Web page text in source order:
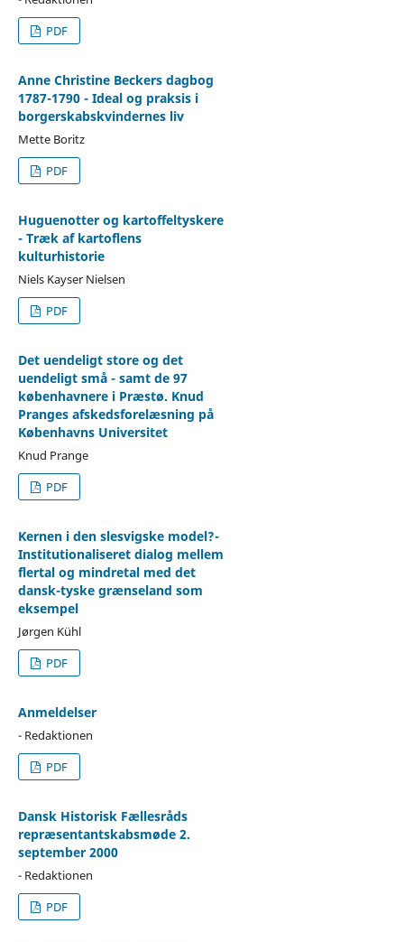
PDF
Anne Christine Beckers dagbog
1787-1790 - Ideal og praksis i
borgerskabskvindernes liv
Mette Boritz
PDF
Huguenotter og kartoffeltyskere
- Træk af kartoflens
kulturhistorie
Niels Kayser Nielsen
PDF
Det uendeligt store og det
uendeligt små - samt de 97
københavnere i Præstø. Knud
Pranges afskedsforelæsning på
Københavns Universitet
Knud Prange
PDF
Kernen i den slesvigske model?-
Institutionaliseret dialog mellem
flertal og mindretal med det
dansk-tyske grænseland som
eksempel
Jørgen Kühl
PDF
Anmeldelser
- Redaktionen
PDF
Dansk Historisk Fællesråds
repræsentantskabsmøde 2.
september 2000
- Redaktionen
PDF